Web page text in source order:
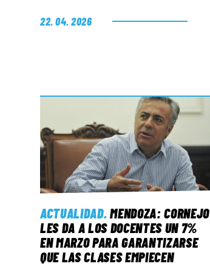
22. 04. 2026
ACTUALIDAD. MENDOZA: CORNEJO
LES DA A LOS DOCENTES UN 7%
EN MARZO PARA GARANTIZARSE
QUE LAS CLASES EMPIECEN